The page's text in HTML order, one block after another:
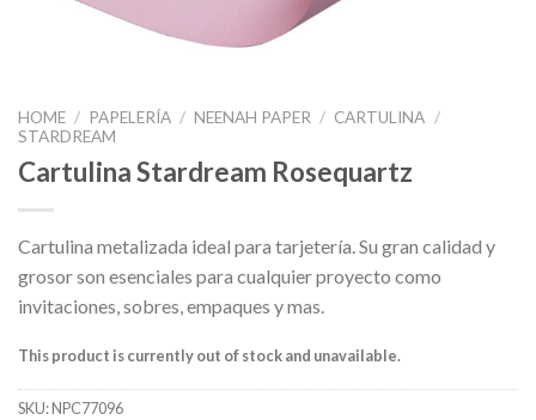
HOME / PAPELERÍA / NEENAH PAPER / CARTULINA /
STARDREAM
Cartulina Stardream Rosequartz
Cartulina metalizada ideal para tarjetería. Su gran calidad y
grosor son esenciales para cualquier proyecto como
invitaciones, sobres, empaques y mas.
This product is currently out of stock and unavailable.
SKU:NPC77096